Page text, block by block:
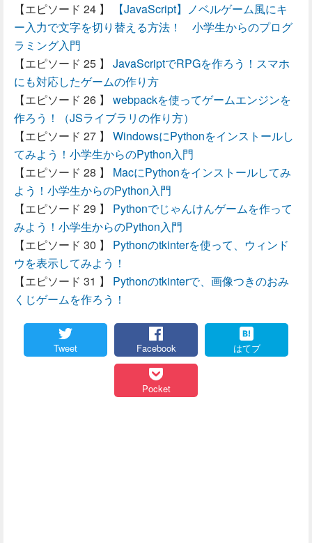
【JavaScript】ノベルゲーム風にキ
ー入力で文字を切り替える方法！ 小学生からのプログ
ラミング入門
JavaScriptでRPGを作ろう！スマホ
にも対応したゲームの作り方
webpackを使ってゲームエンジンを
作ろう！（JSライブラリの作り方）
WindowsにPythonをインストールし
てみよう！小学生からのPython入門
MacにPythonをインストールしてみ
よう！小学生からのPython入門
Pythonでじゃんけんゲームを作って
みよう！小学生からのPython入門
Pythonのtkinterを使って、ウィンド
ウを表示してみよう！
Pythonのtkinterで、画像つきのおみ
くじゲームを作ろう！
Tweet Facebook はてブ
Pocket